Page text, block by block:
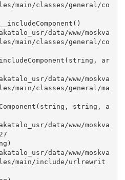
main/classes/general/co
main/classes/general/co
ar
main/classes/general/ma
string, a
main/include/urlrewrit